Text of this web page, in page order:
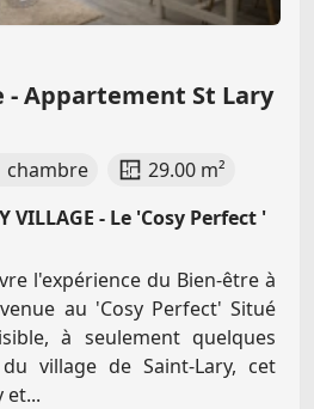
- Appartement St Lary
chambre
29.00 m²
VILLAGE - Le 'Cosy Perfect '
l'expérience du Bien-être à
au 'Cosy Perfect' Situé
à seulement quelques
village de Saint-Lary, cet